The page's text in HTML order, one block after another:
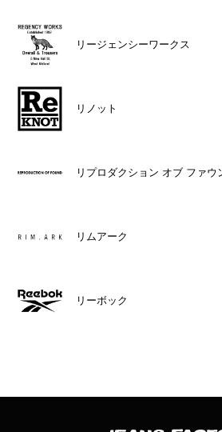
リージェンシーワークス
リノット
リプロダクション オブ ファウ
リムアーク
リーボック